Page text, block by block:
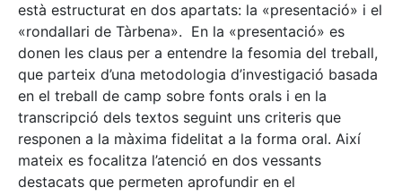
està estructurat en dos apartats: la «presentació» i el
«rondallari de Tàrbena». En la «presentació» es
donen les claus per a entendre la fesomia del treball,
que parteix d’una metodologia d’investigació basada
en el treball de camp sobre fonts orals i en la
transcripció dels textos seguint uns criteris que
responen a la màxima fidelitat a la forma oral. Així
mateix es focalitza l’atenció en dos vessants
destacats que permeten aprofundir en el